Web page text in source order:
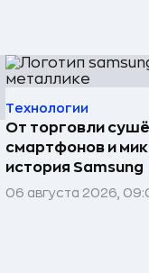
Технологии
От торговли
смартфонов и
история Samsung
06 августа 2026,